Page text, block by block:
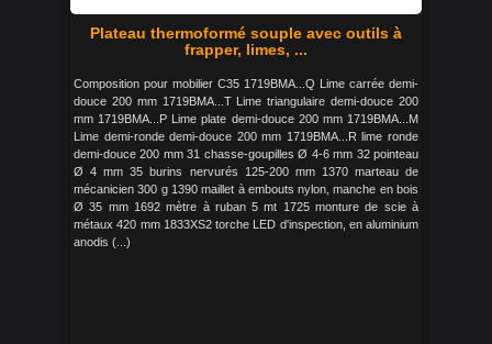
Plateau thermoformé souple avec outils à
frapper, limes, ...
Composition pour mobilier C35 1719BMA...Q Lime carrée demi-
douce 200 mm 1719BMA...T Lime triangulaire demi-douce 200
mm 1719BMA...P Lime plate demi-douce 200 mm 1719BMA...M
Lime demi-ronde demi-douce 200 mm 1719BMA...R lime ronde
demi-douce 200 mm 31 chasse-goupilles Ø 4-6 mm 32 pointeau
Ø 4 mm 35 burins nervurés 125-200 mm 1370 marteau de
mécanicien 300 g 1390 maillet à embouts nylon, manche en bois
Ø 35 mm 1692 mètre à ruban 5 mt 1725 monture de scie à
métaux 420 mm 1833XS2 torche LED d'inspection, en aluminium
anodis (...)